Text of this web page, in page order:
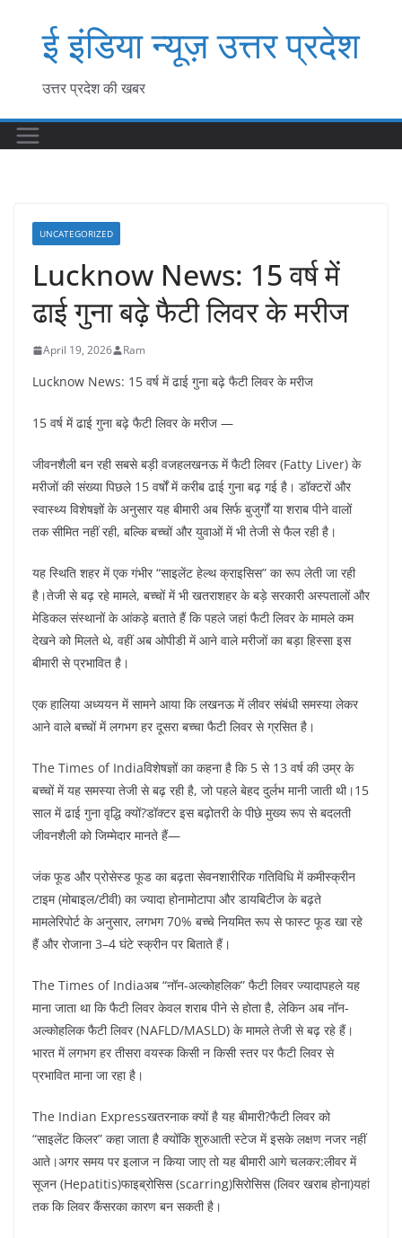
contentई इंडिया न्यूज़ उत्तर प्रदेश
उत्तर प्रदेश की खबर
UNCATEGORIZED
Lucknow News: 15 वर्ष में
ढाई गुना बढ़े फैटी लिवर के मरीज
April 19, 2026 Ram
Lucknow News: 15 वर्ष में ढाई गुना बढ़े फैटी लिवर के मरीज
15 वर्ष में ढाई गुना बढ़े फैटी लिवर के मरीज —
जीवनशैली बन रही सबसे बड़ी वजहलखनऊ में फैटी लिवर (Fatty Liver) के
मरीजों की संख्या पिछले 15 वर्षों में करीब ढाई गुना बढ़ गई है। डॉक्टरों और
स्वास्थ्य विशेषज्ञों के अनुसार यह बीमारी अब सिर्फ बुजुर्गों या शराब पीने वालों
तक सीमित नहीं रही, बल्कि बच्चों और युवाओं में भी तेजी से फैल रही है।
यह स्थिति शहर में एक गंभीर “साइलेंट हेल्थ क्राइसिस” का रूप लेती जा रही
है।तेजी से बढ़ रहे मामले, बच्चों में भी खतराशहर के बड़े सरकारी अस्पतालों और
मेडिकल संस्थानों के आंकड़े बताते हैं कि पहले जहां फैटी लिवर के मामले कम
देखने को मिलते थे, वहीं अब ओपीडी में आने वाले मरीजों का बड़ा हिस्सा इस
बीमारी से प्रभावित है।
एक हालिया अध्ययन में सामने आया कि लखनऊ में लीवर संबंधी समस्या लेकर
आने वाले बच्चों में लगभग हर दूसरा बच्चा फैटी लिवर से ग्रसित है।
The Times of Indiaविशेषज्ञों का कहना है कि 5 से 13 वर्ष की उम्र के
बच्चों में यह समस्या तेजी से बढ़ रही है, जो पहले बेहद दुर्लभ मानी जाती थी।15
साल में ढाई गुना वृद्धि क्यों?डॉक्टर इस बढ़ोतरी के पीछे मुख्य रूप से बदलती
जीवनशैली को जिम्मेदार मानते हैं—
जंक फूड और प्रोसेस्ड फूड का बढ़ता सेवनशारीरिक गतिविधि में कमीस्क्रीन
टाइम (मोबाइल/टीवी) का ज्यादा होनामोटापा और डायबिटीज के बढ़ते
मामलेरिपोर्ट के अनुसार, लगभग 70% बच्चे नियमित रूप से फास्ट फूड खा रहे
हैं और रोजाना 3–4 घंटे स्क्रीन पर बिताते हैं।
The Times of Indiaअब “नॉन-अल्कोहलिक” फैटी लिवर ज्यादापहले यह
माना जाता था कि फैटी लिवर केवल शराब पीने से होता है, लेकिन अब नॉन-
अल्कोहलिक फैटी लिवर (NAFLD/MASLD) के मामले तेजी से बढ़ रहे हैं।
भारत में लगभग हर तीसरा वयस्क किसी न किसी स्तर पर फैटी लिवर से
प्रभावित माना जा रहा है।
The Indian Expressखतरनाक क्यों है यह बीमारी?फैटी लिवर को
“साइलेंट किलर” कहा जाता है क्योंकि शुरुआती स्टेज में इसके लक्षण नजर नहीं
आते।अगर समय पर इलाज न किया जाए तो यह बीमारी आगे चलकर:लीवर में
सूजन (Hepatitis)फाइब्रोसिस (scarring)सिरोसिस (लिवर खराब होना)यहां
तक कि लिवर कैंसरका कारण बन सकती है।